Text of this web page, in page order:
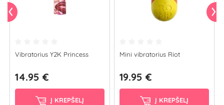
Vibratorius Y2K Princess
14.95 €
Į KREPŠELĮ
Mini vibratorius Riot
19.95 €
Į KREPŠELĮ